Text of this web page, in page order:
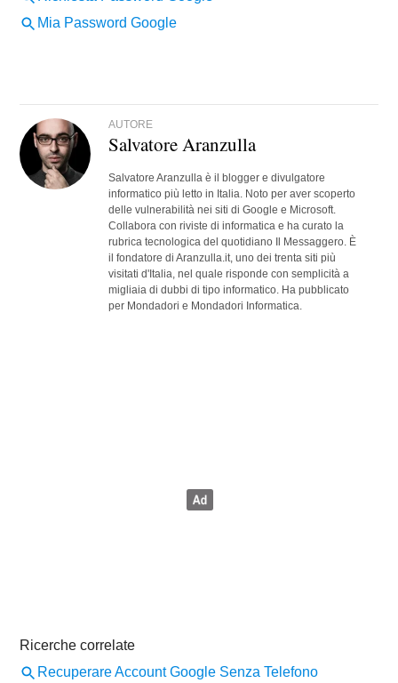
AUTORE
Salvatore Aranzulla
Salvatore Aranzulla è il blogger e divulgatore
informatico più letto in Italia. Noto per aver scoperto
delle vulnerabilità nei siti di Google e Microsoft.
Collabora con riviste di informatica e ha curato la
rubrica tecnologica del quotidiano Il Messaggero. È
il fondatore di Aranzulla.it, uno dei trenta siti più
visitati d'Italia, nel quale risponde con semplicità a
migliaia di dubbi di tipo informatico. Ha pubblicato
per Mondadori e Mondadori Informatica.